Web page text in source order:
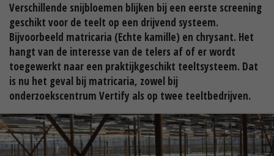
Verschillende snijbloemen blijken bij een eerste screening
geschikt voor de teelt op een drijvend systeem.
Bijvoorbeeld matricaria (Echte kamille) en chrysant. Het
hangt van de interesse van de telers af of er wordt
toegewerkt naar een praktijkgeschikt teeltsysteem. Dat
is nu het geval bij matricaria, zowel bij
onderzoekscentrum Vertify als op twee teeltbedrijven.